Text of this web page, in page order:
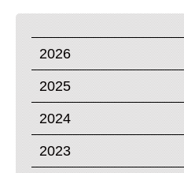
2026
2025
2024
2023